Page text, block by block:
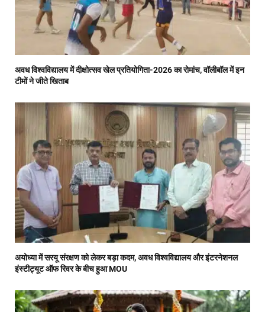
अवध विश्वविद्यालय में दीक्षोत्सव खेल प्रतियोगिता-2026 का रोमांच, वॉलीबॉल में इन
टीमों ने जीते खिताब
अयोध्या में सरयू संरक्षण को लेकर बड़ा कदम, अवध विश्वविद्यालय और इंटरनेशनल
इंस्टीट्यूट ऑफ रिवर के बीच हुआ MOU